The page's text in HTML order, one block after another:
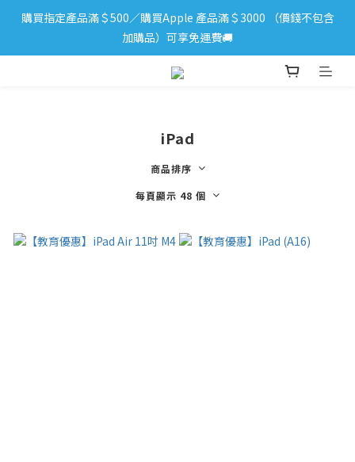
iPhone 17 系列新登場！立即訂購
購買指定產品滿＄500／購買Apple 產品滿＄3000 （價錢不包含
加購品）可享免運費🚚
iPhone 17 系列新登場！立即訂購
iPad
商品排序
每頁顯示 48 個